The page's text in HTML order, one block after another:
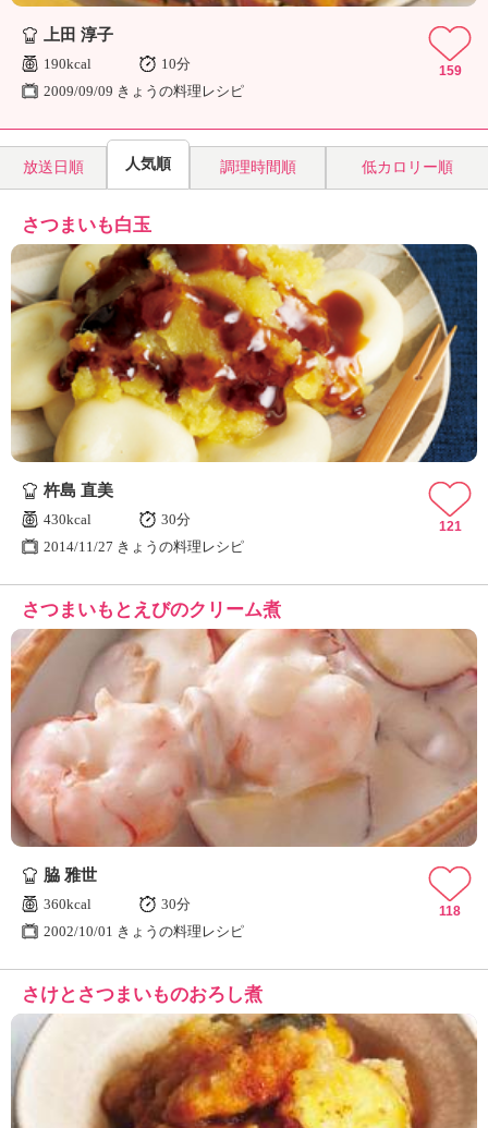
ょ
理
上田 淳子
190kcal
10分
2009/09/09 きょうの料理レシピ
159
放送日順 人気順 調理時間順 低カロリー順
さつまいも白玉
杵島 直美
430kcal
30分
2014/11/27 きょうの料理レシピ
121
さつまいもとえびのクリーム煮
脇 雅世
360kcal
30分
2002/10/01 きょうの料理レシピ
118
さけとさつまいものおろし煮